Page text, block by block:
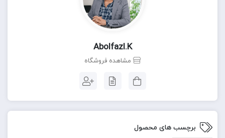
Abolfazl.k
مشاهده فروشگاه
برچسب های محصول